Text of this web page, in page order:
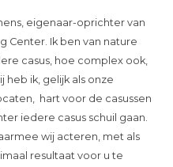
eigenaar-oprichter van
Center. Ik ben van nature
casus, hoe complex ook,
heb ik, gelijk als onze
hart voor de casussen
iedere casus schuil gaan.
wij acteren, met als
resultaat voor u te